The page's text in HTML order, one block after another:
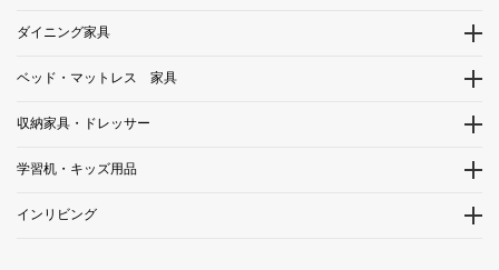
ダイニング家具
ベッド・マットレス 家具
収納家具・ドレッサー
学習机・キッズ用品
インリビング